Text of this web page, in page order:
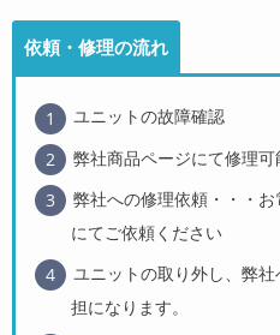
依頼・修理の流れ
ユニットの故障確認
弊社商品ページにて修理
弊社への修理依頼・・・
にてご依頼ください
ユニットの取り外し、弊
担になります。